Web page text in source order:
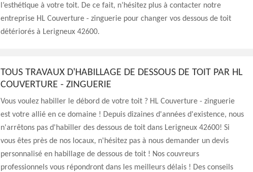
l’esthétique à votre toit. De ce fait, n’hésitez plus à contacter notre
entreprise HL Couverture - zinguerie pour changer vos dessous de toit
détériorés à Lerigneux 42600.
TOUS TRAVAUX D'HABILLAGE DE DESSOUS DE TOIT PAR HL
COUVERTURE - ZINGUERIE
Vous voulez habiller le débord de votre toit ? HL Couverture - zinguerie
est votre allié en ce domaine ! Depuis dizaines d'années d'existence, nous
n'arrêtons pas d'habiller des dessous de toit dans Lerigneux 42600! Si
vous êtes près de nos locaux, n'hésitez pas à nous demander un devis
personnalisé en habillage de dessous de toit ! Nos couvreurs
professionnels vous répondront dans les meilleurs délais ! Des conseils